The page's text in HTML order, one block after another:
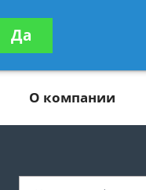
бесплатно
О компании
Да